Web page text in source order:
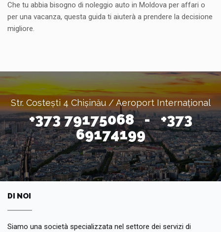
Che tu abbia bisogno di noleggio auto in Moldova per affari o
per una vacanza, questa guida ti aiuterà a prendere la decisione
migliore.
Str. Costești 4 Chișinău / Aeroport Internațional
+373 79175068 - +373
69174199
DI NOI
Siamo una società specializzata nel settore dei servizi di